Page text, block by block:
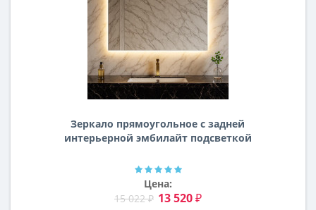
Зеркало прямоугольное с задней
интерьерной эмбилайт подсветкой
Цена:
15 022 ₽ 13 520 ₽